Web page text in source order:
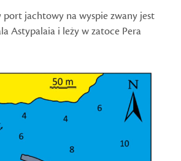
port jachtowy na wyspie zwany jest
Astypalaia i leży w zatoce Pera